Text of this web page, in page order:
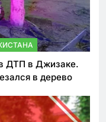
ДТП в Джизаке.
в дерево